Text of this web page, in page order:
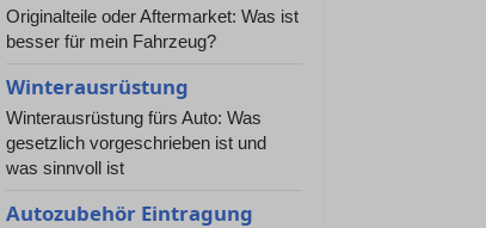
Originalteile oder Aftermarket: Was ist
besser für mein Fahrzeug?
Winterausrüstung
Winterausrüstung fürs Auto: Was
gesetzlich vorgeschrieben ist und
was sinnvoll ist
Autozubehör Eintragung